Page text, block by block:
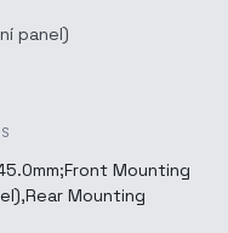
panel)
Mounting
Mounting